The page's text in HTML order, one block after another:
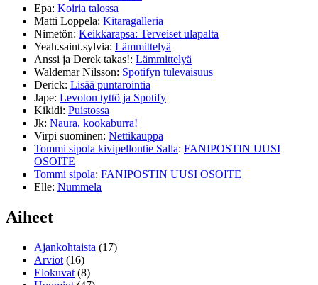
Epa: Koiria talossa
Matti Loppela: Kitaragalleria
Nimetön: Keikkarapsa: Terveiset ulapalta
Yeah.saint.sylvia: Lämmittelyä
Anssi ja Derek takas!: Lämmittelyä
Waldemar Nilsson: Spotifyn tulevaisuus
Derick: Lisää puntarointia
Jape: Levoton tyttö ja Spotify
Kikidi: Puistossa
Jk: Naura, kookaburra!
Virpi suominen: Nettikauppa
Tommi sipola kivipellontie Salla: FANIPOSTIN UUSI
OSOITE
Tommi sipola: FANIPOSTIN UUSI OSOITE
Elle: Nummela
Aiheet
Ajankohtaista (17)
Arviot (16)
Elokuvat (8)